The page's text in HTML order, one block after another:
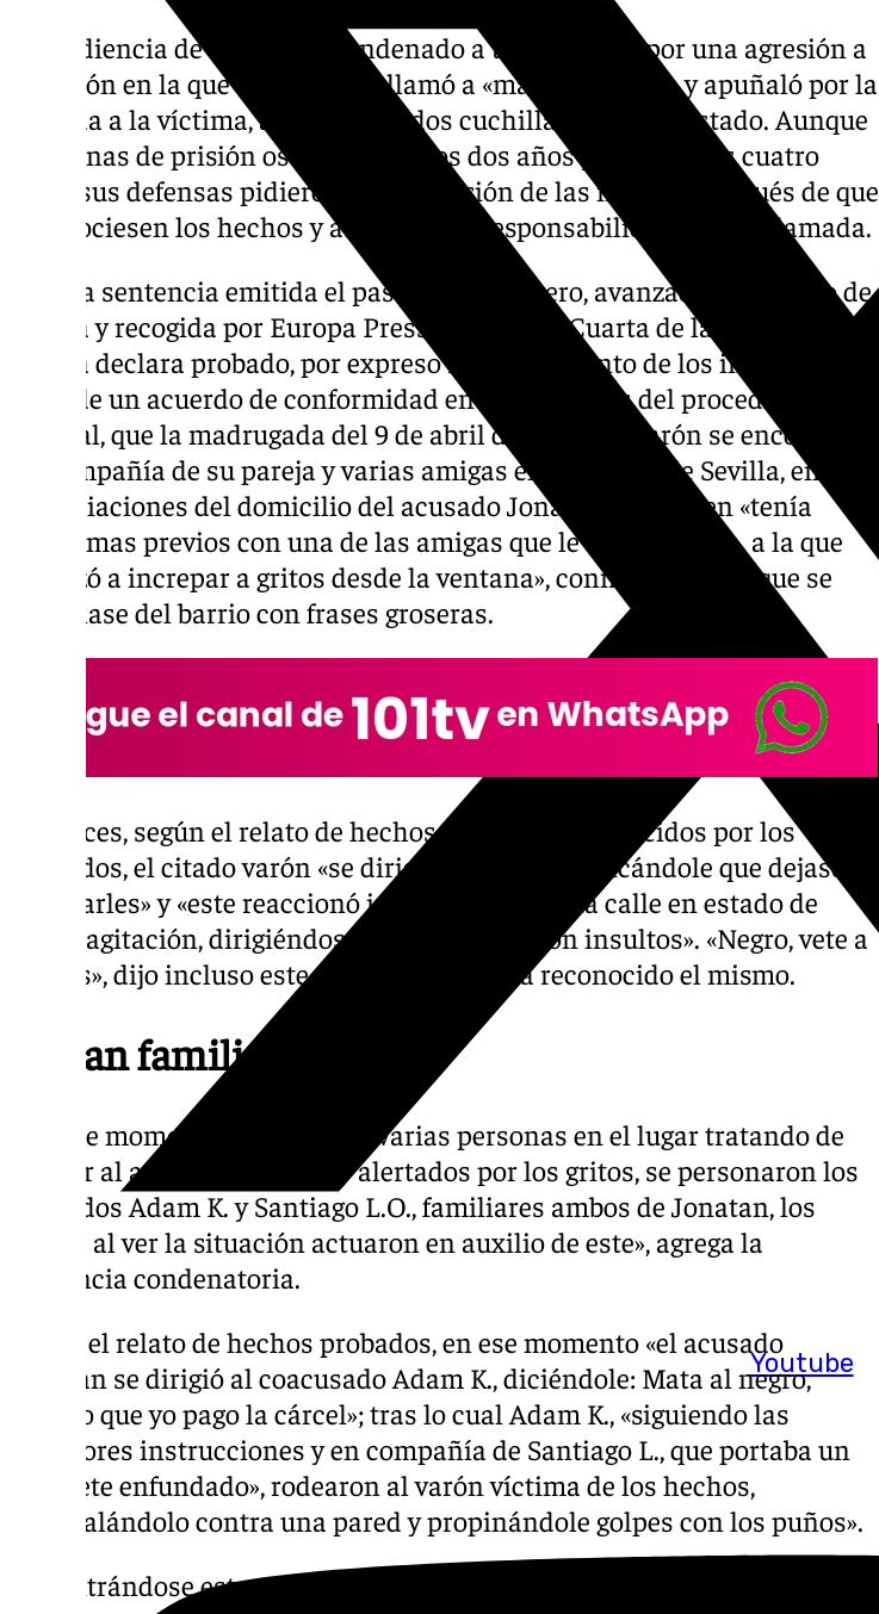
Youtube
La Audiencia de Sevilla ha condenado a tres varones por una agresión a
un varón en la que uno de ellos llamó a «matar al negro» y apuñaló por la
espalda a la víctima, asestándole dos cuchilladas en el costado. Aunque
sus penas de prisión oscilan entre los dos años y medio y los cuatro
años, sus defensas pidieron la suspensión de las mismas después de que
reconociesen los hechos y abonasen la responsabilidad civil reclamada.
En una sentencia emitida el pasado 5 de febrero, avanzada por Diario de
Sevilla y recogida por Europa Press, la Sección Cuarta de la Audiencia de
Sevilla declara probado, por expreso reconocimiento de los inculpados
fruto de un acuerdo de conformidad entre las partes del procedimiento
judicial, que la madrugada del 9 de abril de 2023, un varón se encontraba
en compañía de su pareja y varias amigas en una calle de Sevilla, en las
inmediaciones del domicilio del acusado Jonatan O.C. quien «tenía
problemas previos con una de las amigas que le acompañaba, a la que
empezó a increpar a gritos desde la ventana», conminándole a que se
marchase del barrio con frases groseras.
Entonces, según el relato de hechos probados reconocidos por los
acusados, el citado varón «se dirigió a Jonatan indicándole que dejase de
insultarles» y «este reaccionó iracundo y bajó a la calle en estado de
fuerte agitación, dirigiéndose a dicho varón con insultos». «Negro, vete a
tu país», dijo incluso este acusado, según ha reconocido el mismo.
Llegan familiares
«En ese momento aparecieron varias personas en el lugar tratando de
calmar al acusado Jonatan y alertados por los gritos, se personaron los
acusados Adam K. y Santiago L.O., familiares ambos de Jonatan, los
cuales al ver la situación actuaron en auxilio de este», agrega la
sentencia condenatoria.
Según el relato de hechos probados, en ese momento «el acusado
Jonatan se dirigió al coacusado Adam K., diciéndole: Mata al negro,
mátalo que yo pago la cárcel»; tras lo cual Adam K., «siguiendo las
anteriores instrucciones y en compañía de Santiago L., que portaba un
machete enfundado», rodearon al varón víctima de los hechos,
«acorralándolo contra una pared y propinándole golpes con los puños».
Encontrándose este «rodeado por los tres acusados, comenzó una pelea